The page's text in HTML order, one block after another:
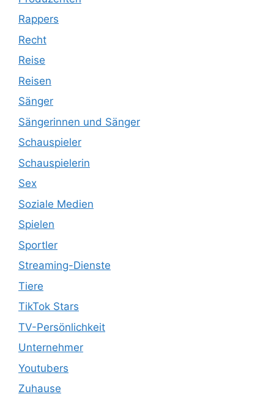
Rappers
Recht
Reise
Reisen
Sänger
Sängerinnen und Sänger
Schauspieler
Schauspielerin
Sex
Soziale Medien
Spielen
Sportler
Streaming-Dienste
Tiere
TikTok Stars
TV-Persönlichkeit
Unternehmer
Youtubers
Zuhause